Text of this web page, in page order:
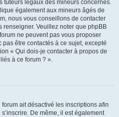
tuteurs légaux des mineurs concernés.
également aux mineurs âgés de
nous vous conseillons de contacter
Veuillez noter que phpBB
ne peuvent pas vous proposer
être contactés à ce sujet, excepté
« Qui dois-je contacter à propos de
à ce forum ? ».
forum ait désactivé les inscriptions afin
De même, il est également